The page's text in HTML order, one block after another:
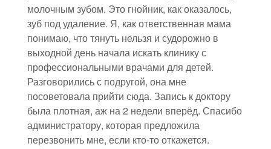
молочным зубом. Это гнойник, как оказалось,
зуб под удаление. Я, как ответственная мама
понимаю, что тянуть нельзя и судорожно в
выходной день начала искать клинику с
профессиональными врачами для детей.
Разговорились с подругой, она мне
посоветовала прийти сюда. Запись к доктору
была плотная, аж на 2 недели вперёд. Спасибо
администратору, которая предложила
перезвонить мне, если кто-то откажется.